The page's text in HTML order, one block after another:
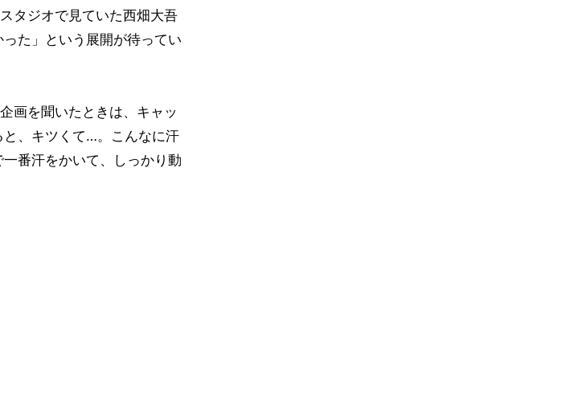
タジオで見ていた西畑大吾
た」という展開が待ってい
画を聞いたときは、キャッ
と、キツくて…。こんなに汗
番汗をかいて、しっかり動